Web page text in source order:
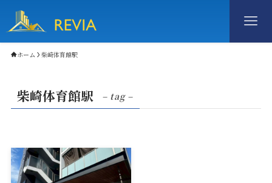
ホーム 柴崎体育館駅
柴崎体育館駅 – tag –